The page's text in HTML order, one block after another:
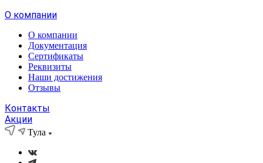
О компании
О компании
Документация
Сертификаты
Реквизиты
Наши достижения
Отзывы
Контакты
Акции
Тула